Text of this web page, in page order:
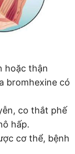
hoặc thận
bromhexine có
co thắt phế
hấp.
cơ thể, bệnh